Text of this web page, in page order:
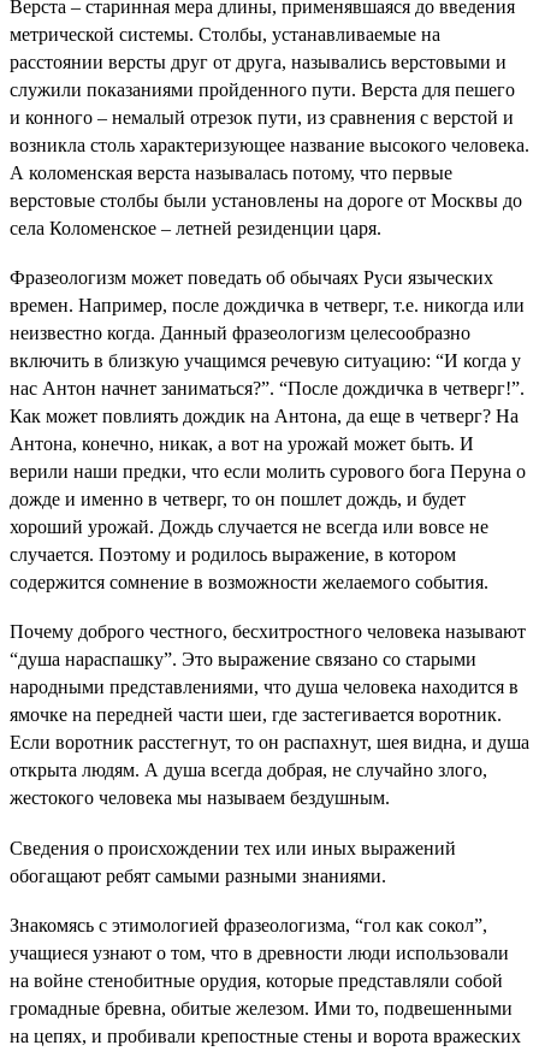
Верста – старинная мера длины, применявшаяся до введения
метрической системы. Столбы, устанавливаемые на
расстоянии версты друг от друга, назывались верстовыми и
служили показаниями пройденного пути. Верста для пешего
и конного – немалый отрезок пути, из сравнения с верстой и
возникла столь характеризующее название высокого человека.
А коломенская верста называлась потому, что первые
верстовые столбы были установлены на дороге от Москвы до
села Коломенское – летней резиденции царя.
Фразеологизм может поведать об обычаях Руси языческих
времен. Например, после дождичка в четверг, т.е. никогда или
неизвестно когда. Данный фразеологизм целесообразно
включить в близкую учащимся речевую ситуацию: “И когда у
нас Антон начнет заниматься?”. “После дождичка в четверг!”.
Как может повлиять дождик на Антона, да еще в четверг? На
Антона, конечно, никак, а вот на урожай может быть. И
верили наши предки, что если молить сурового бога Перуна о
дожде и именно в четверг, то он пошлет дождь, и будет
хороший урожай. Дождь случается не всегда или вовсе не
случается. Поэтому и родилось выражение, в котором
содержится сомнение в возможности желаемого события.
Почему доброго честного, бесхитростного человека называют
“душа нараспашку”. Это выражение связано со старыми
народными представлениями, что душа человека находится в
ямочке на передней части шеи, где застегивается воротник.
Если воротник расстегнут, то он распахнут, шея видна, и душа
открыта людям. А душа всегда добрая, не случайно злого,
жестокого человека мы называем бездушным.
Сведения о происхождении тех или иных выражений
обогащают ребят самыми разными знаниями.
Знакомясь с этимологией фразеологизма, “гол как сокол”,
учащиеся узнают о том, что в древности люди использовали
на войне стенобитные орудия, которые представляли собой
громадные бревна, обитые железом. Ими то, подвешенными
на цепях, и пробивали крепостные стены и ворота вражеских